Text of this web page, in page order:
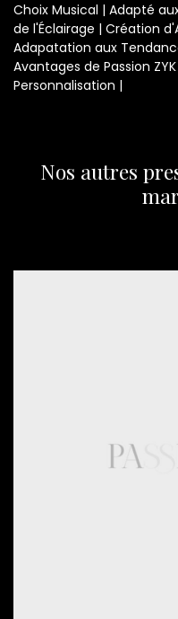
Choix Musical | Adapté
de l'Éclairage | Création
Adapatation aux
Avantages de Passion
Personnalisation |
Nos autres